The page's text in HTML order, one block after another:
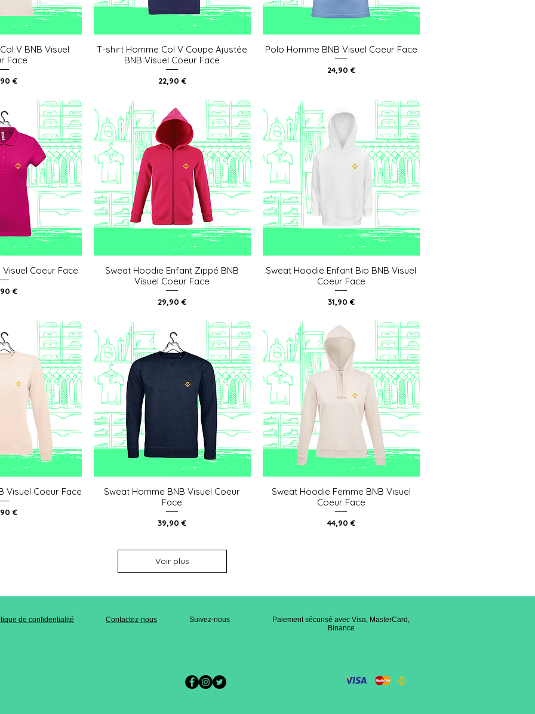
rapide
V BNB Visuel
Face
€
Aperçu rapide
T-shirt Homme Col V Coupe Ajustée
BNB Visuel Coeur Face
Prix
22,90 €
Aperçu rapide
Polo Homme BNB Visuel Coeur Face
Prix
24,90 €
rapideCoeur Face
€
Aperçu rapide
Sweat Hoodie Enfant Zippé BNB
Visuel Coeur Face
Prix
29,90 €
Aperçu rapide
Sweat Hoodie Enfant Bio BNB Visuel
Coeur Face
Prix
31,90 €
rapide
Visuel Coeur Face
€
Aperçu rapide
Sweat Homme BNB Visuel Coeur
Face
Prix
39,90 €
Aperçu rapide
Sweat Hoodie Femme BNB Visuel
Coeur Face
Prix
44,90 €
Voir plus
de confidentialité Contactez-nous Suivez-nous
Paiement sécurisé avec Visa, MasterCard,
Binance